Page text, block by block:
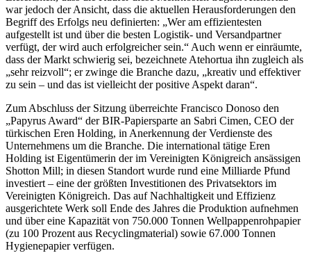
war jedoch der Ansicht, dass die aktuellen Herausforderungen den
Begriff des Erfolgs neu definierten: „Wer am effizientesten
aufgestellt ist und über die besten Logistik- und Versandpartner
verfügt, der wird auch erfolgreicher sein.“ Auch wenn er einräumte,
dass der Markt schwierig sei, bezeichnete Atehortua ihn zugleich als
„sehr reizvoll“; er zwinge die Branche dazu, „kreativ und effektiver
zu sein – und das ist vielleicht der positive Aspekt daran“.
Zum Abschluss der Sitzung überreichte Francisco Donoso den
„Papyrus Award“ der BIR-Papiersparte an Sabri Cimen, CEO der
türkischen Eren Holding, in Anerkennung der Verdienste des
Unternehmens um die Branche. Die international tätige Eren
Holding ist Eigentümerin der im Vereinigten Königreich ansässigen
Shotton Mill; in diesen Standort wurde rund eine Milliarde Pfund
investiert – eine der größten Investitionen des Privatsektors im
Vereinigten Königreich. Das auf Nachhaltigkeit und Effizienz
ausgerichtete Werk soll Ende des Jahres die Produktion aufnehmen
und über eine Kapazität von 750.000 Tonnen Wellpappenrohpapier
(zu 100 Prozent aus Recyclingmaterial) sowie 67.000 Tonnen
Hygienepapier verfügen.